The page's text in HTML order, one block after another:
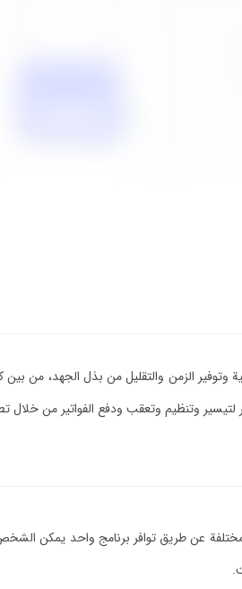
الزمن والتقليل من بذل الجهد، من بين كل
وتنظيم وتعقب ودفع الفواتير من خلال
عن طريق توافر برنامج واحد يمكن